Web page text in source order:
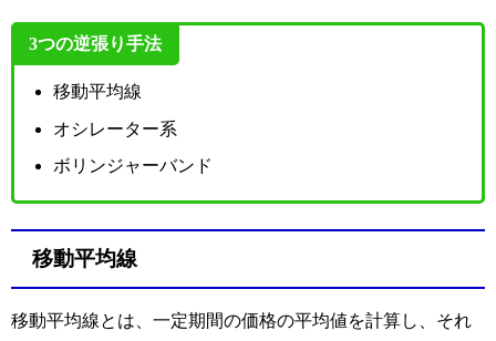
3つの逆張り手法
移動平均線
オシレーター系
ボリンジャーバンド
移動平均線
移動平均線とは、一定期間の価格の平均値を計算し、それ